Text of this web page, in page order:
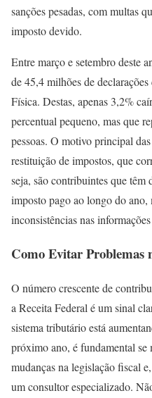
sanções pesadas, com multas
imposto devido.
Entre março e setembro deste
de 45,4 milhões de
Física. Destas, apenas 3,2%
percentual pequeno, mas que
pessoas. O motivo principal
restituição de impostos, que
seja, são contribuintes que têm
imposto pago ao longo do
inconsistências nas
Como Evitar Problemas
O número crescente de
a Receita Federal é um sinal
sistema tributário está
próximo ano, é fundamental se
mudanças na legislação fiscal
um consultor especializado.